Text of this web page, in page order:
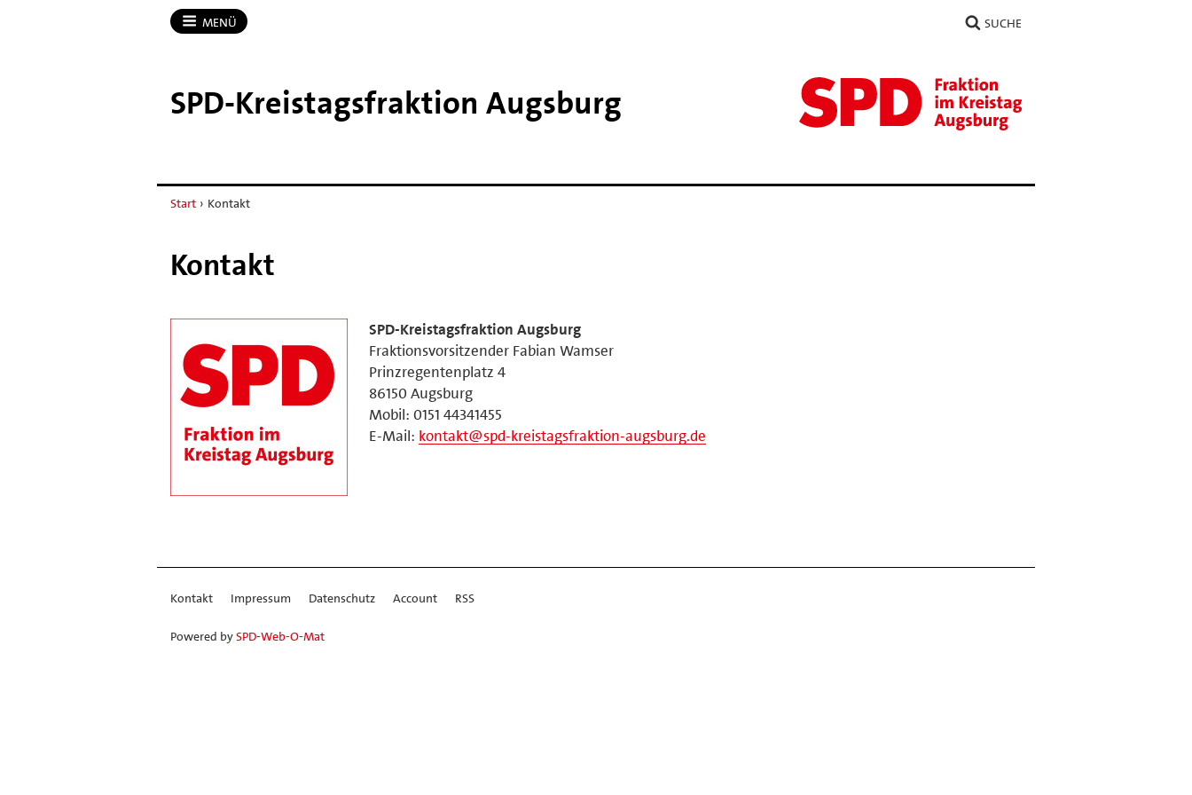
MENÜ SUCHE
SPD-​Kreistagsfraktion Augsburg
Start › Kontakt
Kontakt
SPD-Kreistagsfraktion Augsburg
Fraktionsvorsitzender Fabian Wamser
Prinzregentenplatz 4
86150 Augsburg
Mobil: 0151 44341455
E-Mail: kontakt@spd-kreistagsfraktion-augsburg.de
Kontakt Impressum Datenschutz Account RSS
Powered bySPD-Web-O-Mat